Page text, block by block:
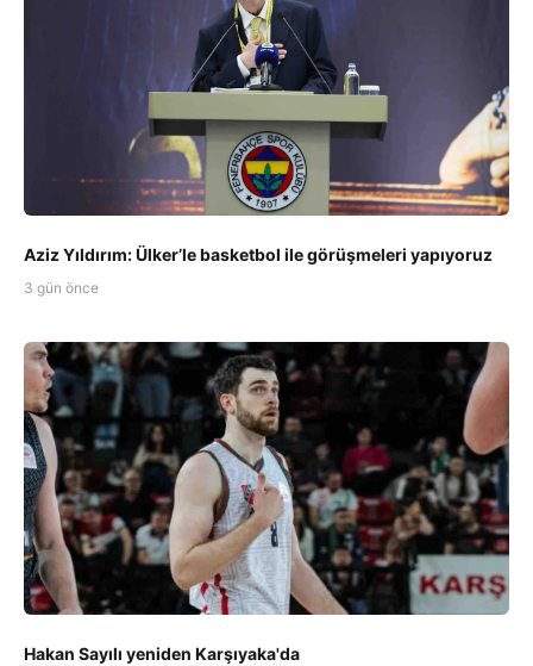
Aziz Yıldırım: Ülker’le basketbol ile görüşmeleri yapıyoruz
3 gün önce
Hakan Sayılı yeniden Karşıyaka'da